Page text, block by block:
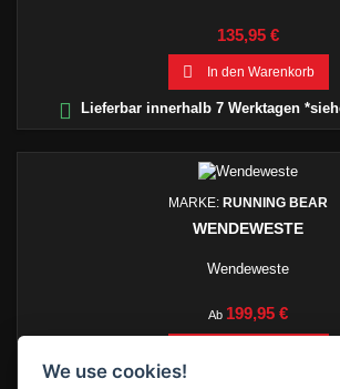
Preis
135,95 €
 In den Warenkorb
 Lieferbar innerhalb 7 Werktagen
MARKE: RUNNING BEAR
WENDEWESTE
Wendeweste
Ab Preis
199,95 €
We use cookies!